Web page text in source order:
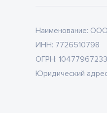
Наименование:
ИНН: 7726510798
ОГРН:
Юридический